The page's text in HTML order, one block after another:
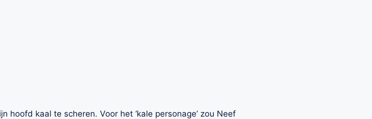
hoofd kaal te scheren. Voor het ‘kale personage’ zou Neef